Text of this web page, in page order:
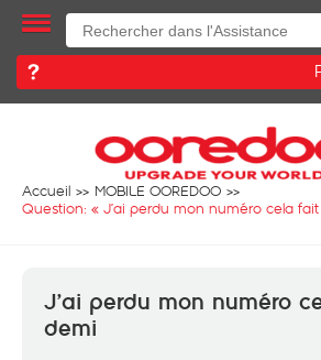
Accueil
MOBILE OOREDOO
Question: « J’ai perdu mon numéro cela
J’ai perdu mon numéro
demi